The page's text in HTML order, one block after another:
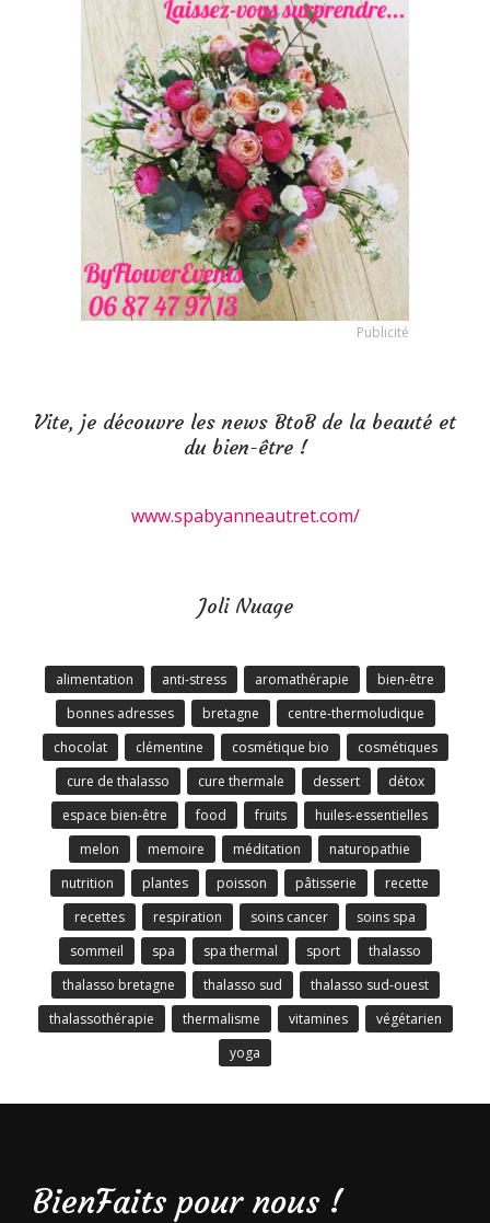
Publicité
Vite, je découvre les news BtoB de la beauté et
du bien-être !
www.spabyanneautret.com/
Joli Nuage
alimentation anti-stress aromathérapie
bien-être
bonnes adresses
bretagne
centre-thermoludique
chocolat
clémentine cosmétique bio
cosmétiques
cure de thalasso
cure thermale dessert
détox
espace bien-être
food fruits
huiles-essentielles
melon
memoire méditation
naturopathie
nutrition
plantes poisson pâtisserie
recette
recettes
respiration soins cancer
soins spa
sommeil
spa spa thermal sport
thalasso
thalasso bretagne
thalasso sud
thalasso sud-ouest
thalassothérapie
thermalisme vitamines
végétarien
yoga
BienFaits pour nous !